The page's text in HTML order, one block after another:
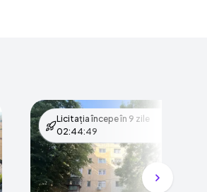
Licitația începe în 9 zile
02:44:48